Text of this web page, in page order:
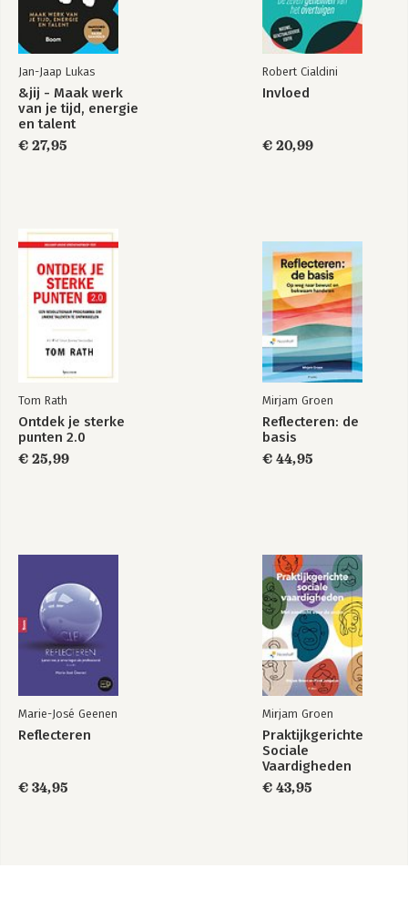
van krijg, zoals spreken, coachen &
schrijven. Ik maakte steeds meer
keuzes waar ik van AAN ging en dit gaf
ik door in m’n werk. Ook werd ik steeds
opener, de schroom om mezelf te laten
& elkaar leeft, zichzelf en elkaar op
Jan-Jaap Lukas
&jij - Maak werk
van je tijd, energie
en talent
€ 27,95
Robert Cialdini
Invloed
€ 20,99
Tom Rath
Ontdek je sterke
punten 2.0
€ 25,99
Mirjam Groen
Reflecteren: de
basis
€ 44,95
Marie-José Geenen
Reflecteren
€ 34,95
Mirjam Groen
Praktijkgerichte
Sociale
Vaardigheden
€ 43,95